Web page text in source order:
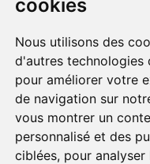
cookies
Nous utilisons des
d'autres technologies
pour améliorer votre
de navigation sur
vous montrer un
personnalisé et des
ciblées, pour
more information)